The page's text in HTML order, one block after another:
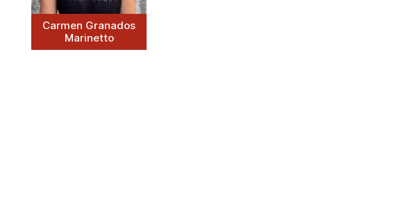
Carmen Granados
Marinetto